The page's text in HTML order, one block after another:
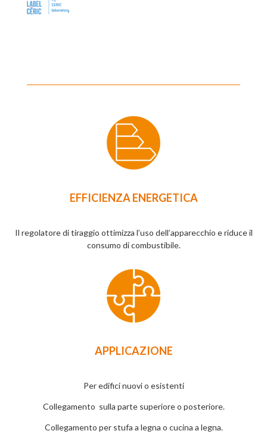
EFFICIENZA ENERGETICA
Il regolatore di tiraggio ottimizza l’uso dell’apparecchio e riduce il
consumo di combustibile.
APPLICAZIONE
Per edifici nuovi o esistenti
Collegamento sulla parte superiore o posteriore.
Collegamento per stufa a legna o cucina a legna.